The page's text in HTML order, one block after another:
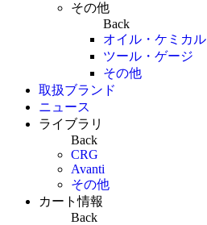
その他
Back
オイル・ケミカル
ツール・ゲージ
その他
取扱ブランド
ニュース
ライブラリ
Back
CRG
Avanti
その他
カート情報
Back